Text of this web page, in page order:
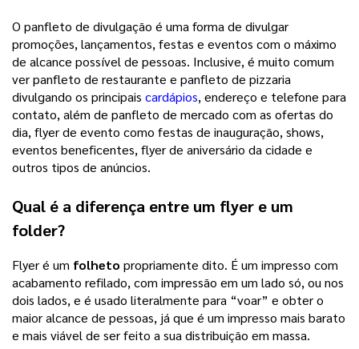
O panfleto de divulgação é uma forma de divulgar
promoções, lançamentos, festas e eventos com o máximo
de alcance possível de pessoas. Inclusive, é muito comum
ver panfleto de restaurante e panfleto de pizzaria
divulgando os principais cardápios, endereço e telefone para
contato, além de panfleto de mercado com as ofertas do
dia, flyer de evento como festas de inauguração, shows,
eventos beneficentes, flyer de aniversário da cidade e
outros tipos de anúncios.
Qual é a diferença entre um flyer e um
folder?
Flyer é um folheto propriamente dito. É um impresso com
acabamento refilado, com impressão em um lado só, ou nos
dois lados, e é usado literalmente para “voar” e obter o
maior alcance de pessoas, já que é um impresso mais barato
e mais viável de ser feito a sua distribuição em massa.